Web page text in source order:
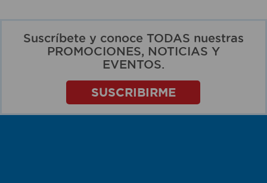
Suscríbete y conoce TODAS nuestras
PROMOCIONES, NOTICIAS Y
EVENTOS.
SUSCRIBIRME